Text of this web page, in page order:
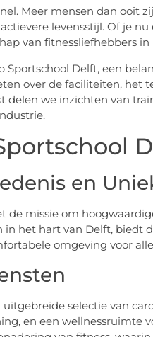
Meer mensen dan ooit
levensstijl. Of je
van fitnessliefhebbers
Delft, een
over de faciliteiten, het
delen we inzichten van
en
de missie om
het hart van Delft, biedt
omgeving voor
uitgebreide selectie van
en een wellnessruimte